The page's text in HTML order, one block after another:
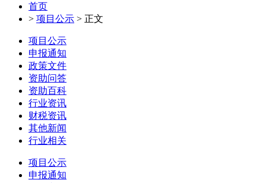
首页
> 项目公示 > 正文
项目公示
申报通知
政策文件
资助问答
资助百科
行业资讯
财税资讯
其他新闻
行业相关
项目公示
申报通知